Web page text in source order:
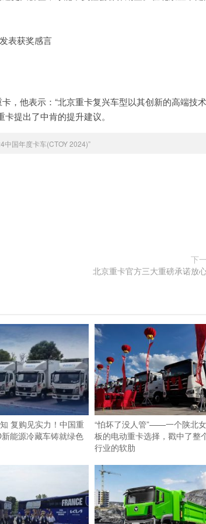
表获奖感言
，他表示：“北京重卡复兴车型以其创新的高端技
提出了中肯的提升建议。
中国年度卡车(CTOY 2024)”
下
北京重卡官方三大重磅承诺放
复购见实力！中国重
能源冷藏车铸就绿色
“怕坏了没人管”——一个陕北
板的电动重卡选择，戳中了整
行业的软肋